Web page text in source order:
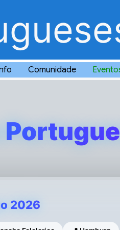
Comunidade
2026